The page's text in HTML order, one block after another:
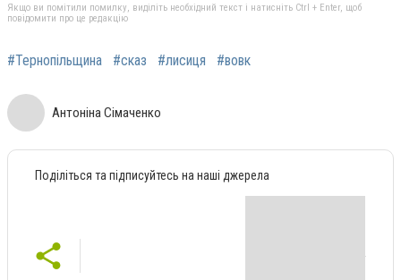
Якщо ви помітили помилку, виділіть необхідний текст і натисніть Ctrl + Enter, щоб
повідомити про це редакцію
#Тернопільщина #сказ #лисиця #вовк
Антоніна Сімаченко
Поділіться та підписуйтесь на наші джерела